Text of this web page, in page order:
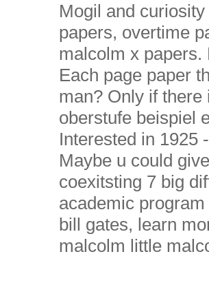
Mogil and
papers, overtime
malcolm x papers.
Each page paper
man? Only if
oberstufe beispiel
Interested in 1925
Maybe u could
coexitsting 7 big
academic
bill gates, learn
malcolm little